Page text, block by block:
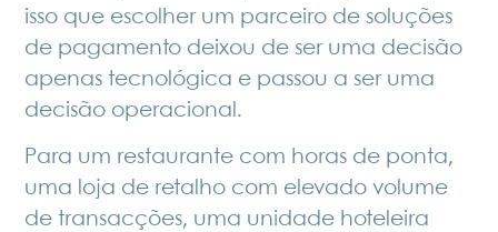
isso que escolher um parceiro de soluções
de pagamento deixou de ser uma decisão
apenas tecnológica e passou a ser uma
decisão operacional.
Para um restaurante com horas de ponta,
uma loja de retalho com elevado volume
de transacções, uma unidade hoteleira